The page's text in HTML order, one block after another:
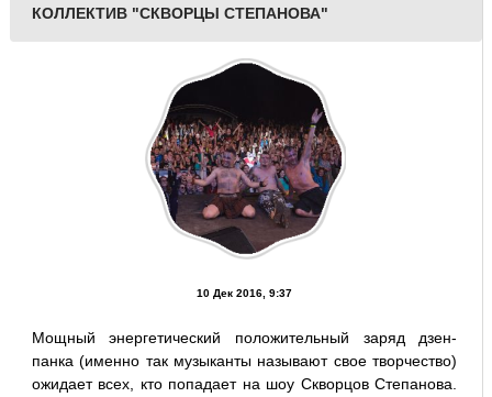
КОЛЛЕКТИВ "СКВОРЦЫ СТЕПАНОВА"
10 Дек 2016, 9:37
Мощный энергетический положительный заряд дзен-
панка (именно так музыканты называют свое творчество)
ожидает всех, кто попадает на шоу Скворцов Степанова.